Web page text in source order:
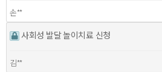
손**
사회성 발달 놀이치료 신청
김**